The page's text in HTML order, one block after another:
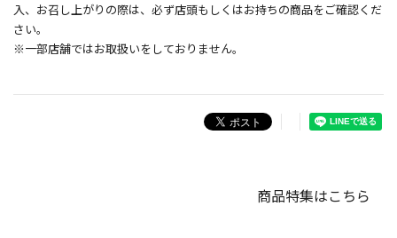
入、お召し上がりの際は、必ず店頭もしくはお持ちの商品をご確認くだ
さい。
※一部店舗ではお取扱いをしておりません。
商品特集はこちら